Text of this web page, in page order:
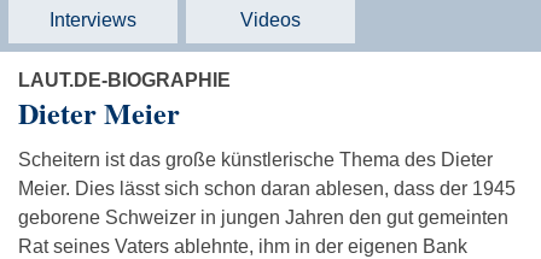
Interviews Videos
LAUT.DE-BIOGRAPHIE
Dieter Meier
Scheitern ist das große künstlerische Thema des Dieter
Meier. Dies lässt sich schon daran ablesen, dass der 1945
geborene Schweizer in jungen Jahren den gut gemeinten
Rat seines Vaters ablehnte, ihm in der eigenen Bank